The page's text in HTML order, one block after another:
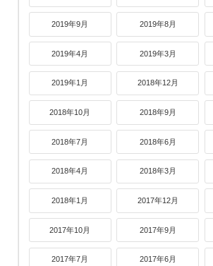
2019年9月 2019年8月
2019年4月 2019年3月
2019年1月 2018年12月
2018年10月 2018年9月
2018年7月 2018年6月
2018年4月 2018年3月
2018年1月 2017年12月
2017年10月 2017年9月
2017年7月 2017年6月